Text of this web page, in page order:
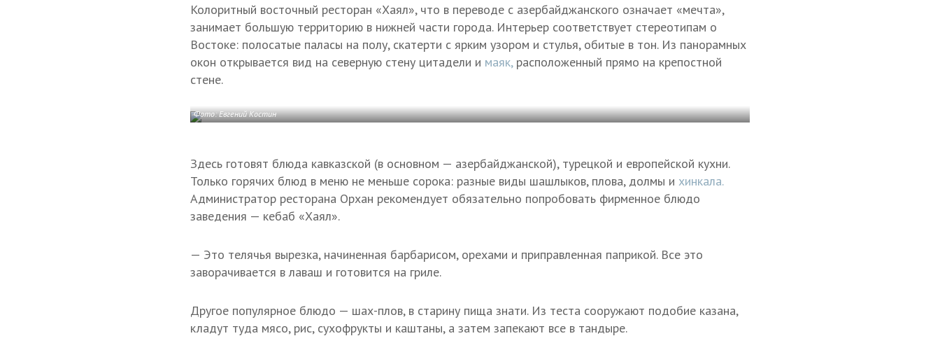
Колоритный восточный ресторан «Хаял», что в переводе с азербайджанского означает «мечта»,
занимает большую территорию в нижней части города. Интерьер соответствует стереотипам о
Востоке: полосатые паласы на полу, скатерти с ярким узором и стулья, обитые в тон. Из панорамных
окон открывается вид на северную стену цитадели и маяк,расположенный прямо на крепостной
стене.
Фото: Евгений Костин
Здесь готовят блюда кавказской (в основном — азербайджанской), турецкой и европейской кухни.
Только горячих блюд в меню не меньше сорока: разные виды шашлыков, плова, долмы и хинкала.
Администратор ресторана Орхан рекомендует обязательно попробовать фирменное блюдо
заведения — кебаб «Хаял».
— Это телячья вырезка, начиненная барбарисом, орехами и приправленная паприкой. Все это
заворачивается в лаваш и готовится на гриле.
Другое популярное блюдо — шах-плов, в старину пища знати. Из теста сооружают подобие казана,
кладут туда мясо, рис, сухофрукты и каштаны, а затем запекают все в тандыре.